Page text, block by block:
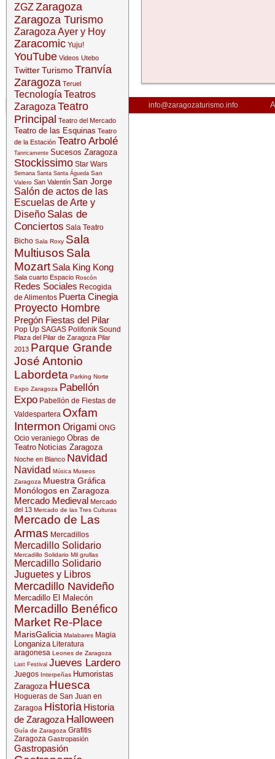
ZGZ Zaragoza
Zaragoza Turismo
Zaragoza Ayer y Hoy
Zaracomic Yuju!
YouTube Videos Utebo
TwitterTurismoTranvía
Zaragoza Teruel
Tecnología Teatros
Zaragoza Teatro
Principal Teatro del Mercado
Teatro de las Esquinas Teatro
de la Estación Teatro Arbolé
Tanricamente Sucesos Zaragoza
Stockissimo Star Wars
Semana Santa Santa Águeda San
Valero San Valentín San Jorge
Salón de actos de las
Escuelas de Arte y
Diseño Salas de
Conciertos Sala Teatro
Bicho Sala Roxy Sala
Multiusos Sala
Mozart Sala King Kong
Sala cuarto Espacio Roscón
Redes Sociales Recogida
de Alimentos Puerta Cinegia
Proyecto Hombre
Pregón Fiestas del Pilar
Pop Up SAGAS Polifonik Sound
Plaza del Pilar de Zaragoza Pilar
2013 Parque Grande
José Antonio
Labordeta Parking Norte
Expo Zaragoza Pabellón
Expo Pabellón de Fiestas de
Valdespartera Oxfam
Intermon Origami ONG
Ocio veraniego Obras de
Teatro Noticias Zaragoza
Noche en Blanco Navidad
Navidad Música Museos
Zaragoza Muestra Gráfica
Monólogos en Zaragoza
Mercado Medieval Mercado
del 13 Mercado de las Tres Culturas
Mercado de Las
Armas Mercadillos
Mercadillo Solidario
Mercadillo Solidario Mil grullas
Mercadillo Solidario
Juguetes y Libros
Mercadillo Navideño
Mercadillo El Malecón
Mercadillo Benéfico
Market Re-Place
MarisGalicia Malabares Magia
Longaniza Literatura
aragonesa Leones de Zaragoza
Last Festival Jueves Lardero
Juegos Interpeñas Humoristas
Zaragoza Huesca
Hogueras de San Juan en
Zaragoa Historia Historia
de Zaragoza Halloween
Guía de Zaragoza Grafitis
Zaragoza Gastropasión
Gastropasión
info@zaragozaturismo.info